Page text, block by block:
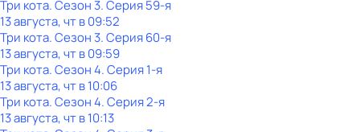
Три кота. Сезон 3. Серия 59-я
13 августа, чт в 09:52
Три кота. Сезон 3. Серия 60-я
13 августа, чт в 09:59
Три кота. Сезон 4. Серия 1-я
13 августа, чт в 10:06
Три кота. Сезон 4. Серия 2-я
13 августа, чт в 10:13